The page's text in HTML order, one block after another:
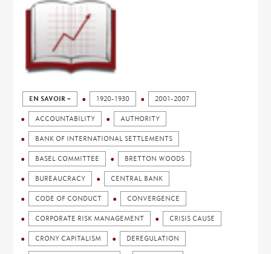
EN SAVOIR + 1920-1930 2001-2007
ACCOUNTABILITY AUTHORITY
BANK OF INTERNATIONAL SETTLEMENTS
BASEL COMMITTEE BRETTON WOODS
BUREAUCRACY CENTRAL BANK
CODE OF CONDUCT CONVERGENCE
CORPORATE RISK MANAGEMENT CRISIS CAUSE
CRONY CAPITALISM DEREGULATION